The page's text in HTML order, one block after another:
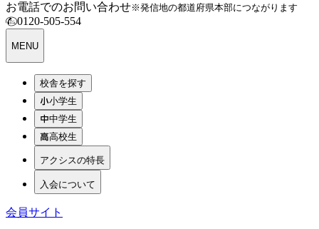
お電話でのお問い合わせ※発信地の都道府県本部につながります
0120-505-554
MENU
校舎を探す
小学生
中学生
高校生
アクシスの特長
入会について
会員サイト